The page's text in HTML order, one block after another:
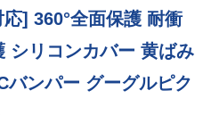
] 360°全面保護 耐衝
シリコンカバー 黄ばみ
バンパー グーグルピク